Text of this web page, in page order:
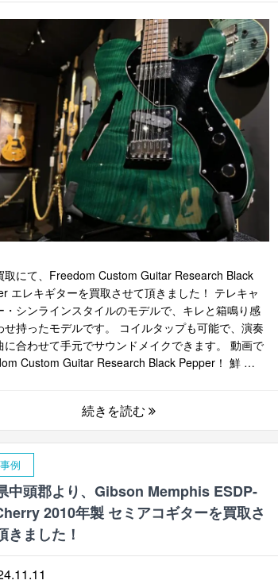
取にて、Freedom Custom Guitar Research Black
エレキギターを買取させて頂きました！ テレキャ
・シンラインスタイルのモデルで、キレと箱鳴り感
せ持ったモデルです。 コイルタップも可能で、演奏
に合わせて手元でサウンドメイクできます。 動画で
Custom Guitar Research Black Pepper！ 鮮 …
続きを読む
例
中頭郡より、Gibson Memphis ESDP-
2010年製 セミアコギターを買取さ
きました！